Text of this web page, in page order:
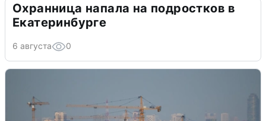
Охранница напала на подростков в
Екатеринбурге
6 августа 0